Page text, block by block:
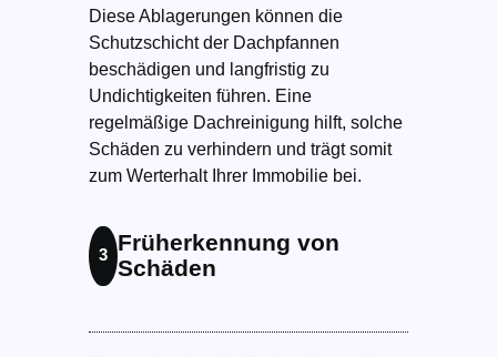
Diese Ablagerungen können die
Schutzschicht der Dachpfannen
beschädigen und langfristig zu
Undichtigkeiten führen. Eine
regelmäßige Dachreinigung hilft, solche
Schäden zu verhindern und trägt somit
zum Werterhalt Ihrer Immobilie bei.
3
Früherkennung von
Schäden